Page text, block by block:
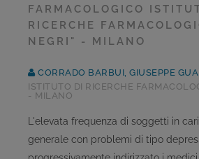
FARMACOLOGICO
RICERCHE
NEGRI" - MILANO
CORRADO BARBUI, GIUSEPPE
ISTITUTO DI RICERCHE
- MILANO
L'elevata frequenza di soggetti in
generale con problemi di tipo